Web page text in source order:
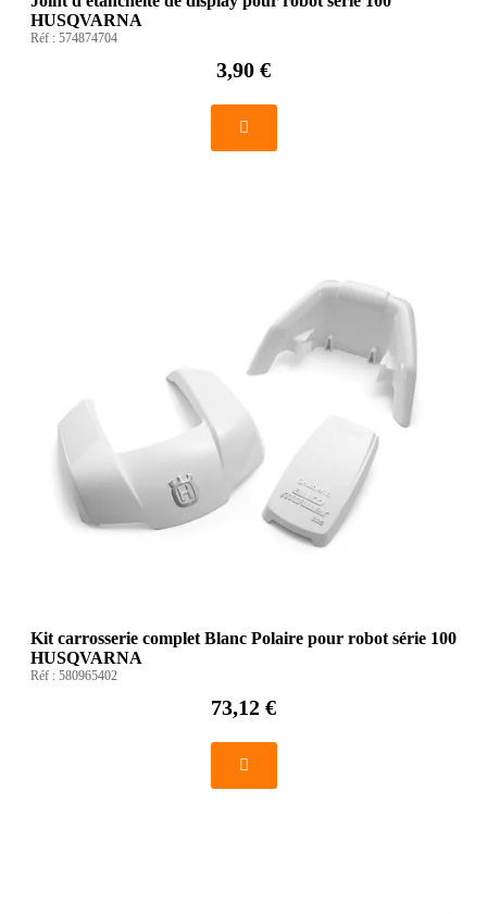
HUSQVARNA
Réf : 574874704
3,90 €
Kit carrosserie complet Blanc Polaire pour robot série 100
HUSQVARNA
Réf : 580965402
73,12 €